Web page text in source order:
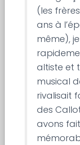
(les
ans à
même),
altiste et
musical
rivalisait
des
avons